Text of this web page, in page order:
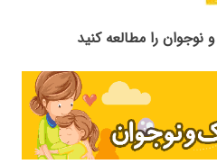
و نوجوان را مطالعه کنید